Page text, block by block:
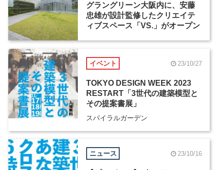
グラングリーン大阪内に、安藤
忠雄が設計監修したクリエイテ
ィブスペース「VS.」がオープン
イベント 23/10/27
TOKYO DESIGN WEEK 2023
RESTART「3世代の建築模型と
その提案書展」
スパイラルガーデン
ニュース 23/10/16